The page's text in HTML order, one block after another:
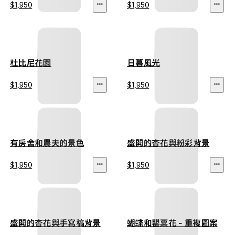
$1,950 $1,950
杜比尼花園
$1,950
日暮風光
$1,950
有房舍和農夫的景色
$1,950
盛開的杏花與粉彩背景
$1,950
盛開的杏花與手寫稿背景 蝴蝶和罌粟花 - 重複圖案